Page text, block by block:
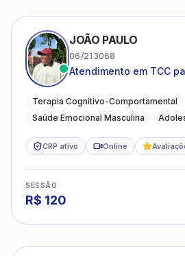
JOÃO PAULO
06/213068
Atendimento em TCC
emocional
Terapia Cognitivo-Comportamental
Saúde Emocional Masculina
CRP ativo Online
SESSÃO
R$ 120